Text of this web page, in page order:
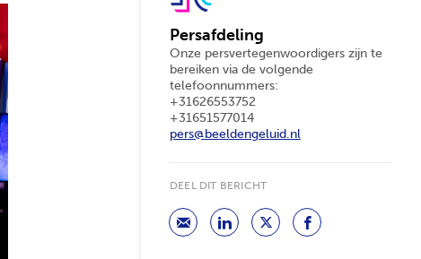
Persafdeling
Onze persvertegenwoordigers zijn te
bereiken via de volgende
telefoonnummers:
+31626553752
+31651577014
pers@beeldengeluid.nl
DEEL DIT BERICHT